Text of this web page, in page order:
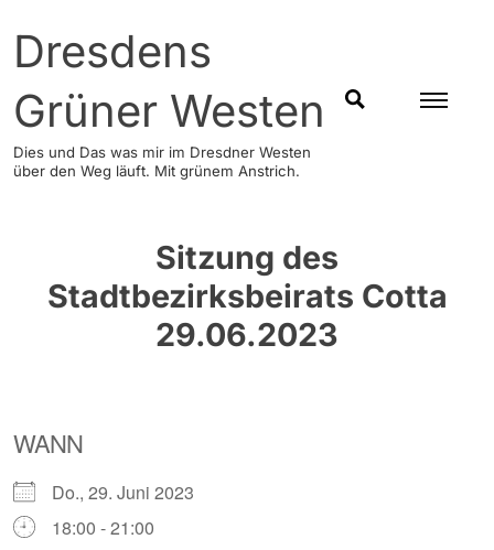
content
Dresdens
Grüner Westen
Dies und Das was mir im Dresdner Westen
über den Weg läuft. Mit grünem Anstrich.
SUCHEN
Sitzung des
Stadtbezirksbeirats Cotta
29.06.2023
WANN
Do., 29. Juni 2023
18:00 - 21:00